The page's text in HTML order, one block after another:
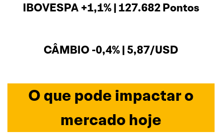
IBOVESPA +1,1% | 127.682 Pontos
CÂMBIO -0,4% | 5,87/USD
O que pode impactar o
mercado hoje